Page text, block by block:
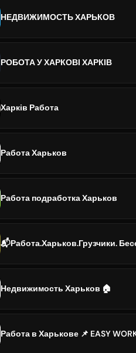
НЕДВИЖИМОСТЬ ХАРЬКОВ
РОБОТА У ХАРКОВІ ХАРКІВ
Харків Работа
Работа Харьков
Работа подработка Харьков
📬Работа.Харьков.Грузчики.
Недвижимость Харьков 🏠
Работа в Харькове 📌 EASY